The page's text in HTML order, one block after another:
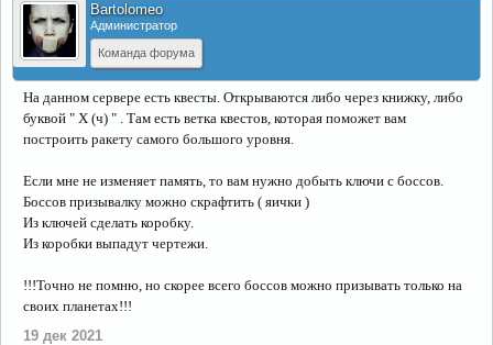
Bartolomeo
Администратор
Команда форума
На данном сервере есть квесты. Открываются либо через книжку, либо
буквой " X (ч) " . Там есть ветка квестов, которая поможет вам
построить ракету самого большого уровня.
Если мне не изменяет память, то вам нужно добыть ключи с боссов.
Боссов призывалку можно скрафтить ( яички )
Из ключей сделать коробку.
Из коробки выпадут чертежи.
!!!Точно не помню, но скорее всего боссов можно призывать только на
своих планетах!!!
19 дек 2021